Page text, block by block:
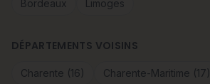
Bordeaux Limoges
DÉPARTEMENTS VOISINS
Charente (16) Charente-Maritime (17)